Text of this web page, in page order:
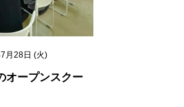
月28日 (火)
オープンスクー